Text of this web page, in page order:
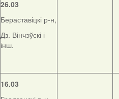
26.03
Бераставіцкі р-н,
Дз. Вінчэўскі і
інш.
16.03